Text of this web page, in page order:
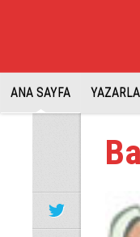
ANA SAYFA